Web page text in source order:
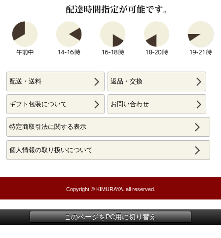
配送・送料 返品・交換
ギフト包装について お問い合わせ
特定商取引法に関する表示
個人情報の取り扱いについて
Copyright © KIMURAYA. all reserved.
このページをPC用に切り替え